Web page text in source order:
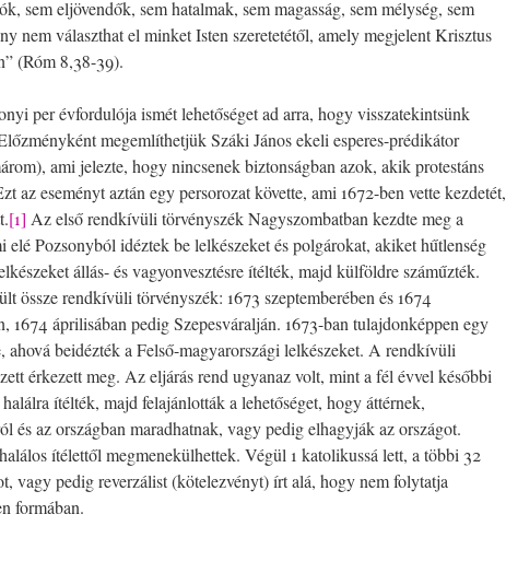
sem eljövendők, sem hatalmak, sem magasság, sem mélység, sem
nem választhat el minket Isten szeretetétől, amely megjelent Krisztus
(Róm 8,38-39).
per évfordulója ismét lehetőséget ad arra, hogy visszatekintsünk
megemlíthetjük Száki János ekeli esperes-prédikátor
ami jelezte, hogy nincsenek biztonságban azok, akik protestáns
az eseményt aztán egy persorozat követte, ami 1672-ben vette kezdetét,
[1] Az első rendkívüli törvényszék Nagyszombatban kezdte meg a
elé Pozsonyból idéztek be lelkészeket és polgárokat, akiket hűtlenség
állás- és vagyonvesztésre ítélték, majd külföldre száműzték.
össze rendkívüli törvényszék: 1673 szeptemberében és 1674
1674 áprilisában pedig Szepesváralján. 1673-ban tulajdonképpen egy
ahová beidézték a Felső-magyarországi lelkészeket. A rendkívüli
érkezett meg. Az eljárás rend ugyanaz volt, mint a fél évvel későbbi
ítélték, majd felajánlották a lehetőséget, hogy áttérnek,
és az országban maradhatnak, vagy pedig elhagyják az országot.
ítélettől megmenekülhettek. Végül 1 katolikussá lett, a többi 32
vagy pedig reverzálist (kötelezvényt) írt alá, hogy nem folytatja
formában.